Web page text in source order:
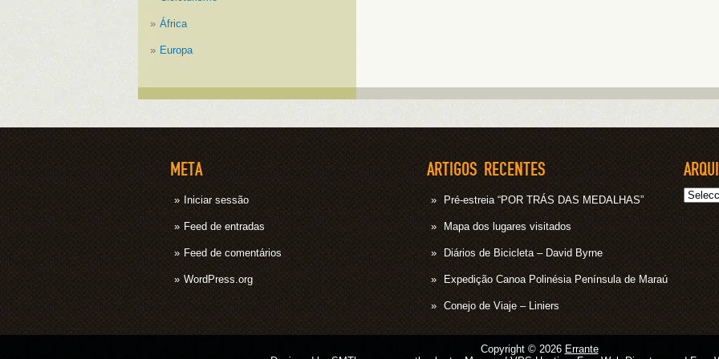
África
Europa
META
Iniciar sessão
Feed de entradas
Feed de comentários
WordPress.org
ARTIGOS RECENTES
Pré-estreia “POR TRÁS DAS MEDALHAS”
Mapa dos lugares visitados
Diários de Bicicleta – David Byrne
Expedição Canoa Polinésia Península de Maraú
Conejo de Viaje – Liniers
Arquivo
Copyright © 2026 Errante